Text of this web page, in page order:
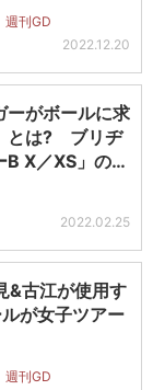
週刊GD
2022.12.20
ーがボールに求
とは? ブリヂ
B X／XS」の
2022.02.25
&古江が使用す
が女子ツアー
週刊GD